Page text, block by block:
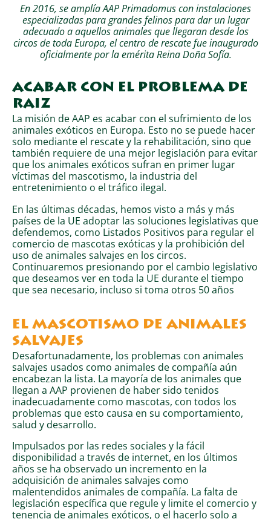
En 2016, se amplía AAP Primadomus con instalaciones
especializadas para grandes felinos para dar un lugar
adecuado a aquellos animales que llegaran desde los
circos de toda Europa, el centro de rescate fue inaugurado
oficialmente por la emérita Reina Doña Sofía.
ACABAR CON EL PROBLEMA DE
RAIZ
La misión de AAP es acabar con el sufrimiento de los
animales exóticos en Europa. Esto no se puede hacer
solo mediante el rescate y la rehabilitación, sino que
también requiere de una mejor legislación para evitar
que los animales exóticos sufran en primer lugar
víctimas del mascotismo, la industria del
entretenimiento o el tráfico ilegal.
En las últimas décadas, hemos visto a más y más
países de la UE adoptar las soluciones legislativas que
defendemos, como Listados Positivos para regular el
comercio de mascotas exóticas y la prohibición del
uso de animales salvajes en los circos.
Continuaremos presionando por el cambio legislativo
que deseamos ver en toda la UE durante el tiempo
que sea necesario, incluso si toma otros 50 años
EL MASCOTISMO DE ANIMALES
SALVAJES
Desafortunadamente, los problemas con animales
salvajes usados como animales de compañía aún
encabezan la lista. La mayoría de los animales que
llegan a AAP provienen de haber sido tenidos
inadecuadamente como mascotas, con todos los
problemas que esto causa en su comportamiento,
salud y desarrollo.
Impulsados por las redes sociales y la fácil
disponibilidad a través de internet, en los últimos
años se ha observado un incremento en la
adquisición de animales salvajes como
malentendidos animales de compañía. La falta de
legislación específica que regule y limite el comercio y
tenencia de animales exóticos, o el hacerlo solo a